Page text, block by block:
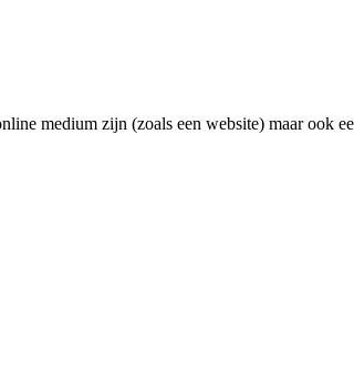
medium zijn (zoals een website) maar ook